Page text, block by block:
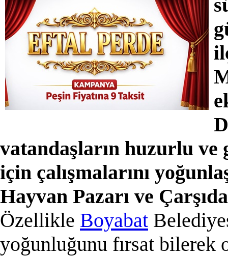
vatandaşların huzurlu
için çalışmalarını
Hayvan Pazarı ve
Özellikle Boyabat
yoğunluğunu fırsat bilerek